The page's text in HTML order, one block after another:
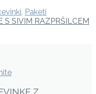
Paketi
Z